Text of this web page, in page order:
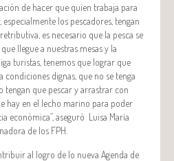
de hacer que quien trabaja para
los pescadores, tengan
es necesario que la pesca se
llegue a nuestras mesas y la
turistas, tenemos que lograr que
condiciones dignas, que no se tenga
tengan que pescar y arrastrar con
hay en el lecho marino para poder
económica”, aseguró Luisa María
de los FPH.
al logro de lo nueva Agenda de